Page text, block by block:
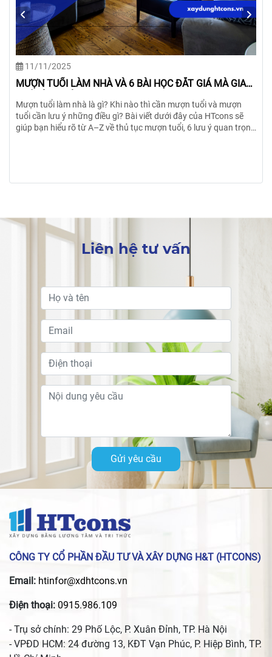
29/10/2025
NHỮNG ĐIỀU KIÊNG KỴ KHI ĐANG XÂY NHÀ GIA CHỦ
Xây nhà là việc quan trọng của đời người, ảnh hưởng rất lớn đến
vận khí của gia đình. Chính vì vậy, gia chủ cần biết đến những
điều kiêng kỵ khi đang xây nhà sau để tránh những sai lầm
Liên hệ tư vấn
Gửi yêu cầu
CÔNG TY CỔ PHẦN ĐẦU TƯ VÀ XÂY DỰNG H&T (HTCONS)
Email: htinfor@xdhtcons.vn
Điện thoại: 0915.986.109
- Trụ sở chính: 29 Phố Lộc, P. Xuân Đỉnh, TP. Hà Nội
- VPĐD HCM: 24 đường 13, KĐT Vạn Phúc, P. Hiệp Bình, TP.